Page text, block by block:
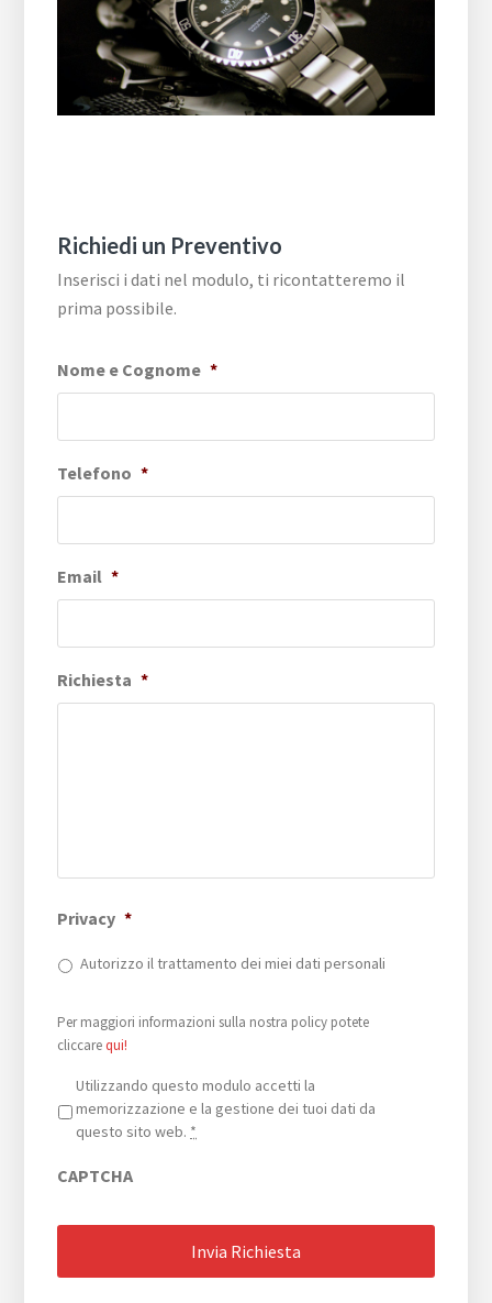
Richiedi un Preventivo
Inserisci i dati nel modulo, ti ricontatteremo il
prima possibile.
Nome e Cognome *
Telefono *
Email *
Richiesta *
Privacy *
Autorizzo il trattamento dei miei dati personali
Per maggiori informazioni sulla nostra policy potete
cliccarequi!
Privacy *
Utilizzando questo modulo accetti la
memorizzazione e la gestione dei tuoi dati da
questo sito web. *
CAPTCHA